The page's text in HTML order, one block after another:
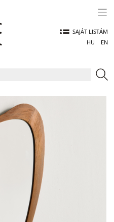
SAJÁT LISTÁM
HU
EN